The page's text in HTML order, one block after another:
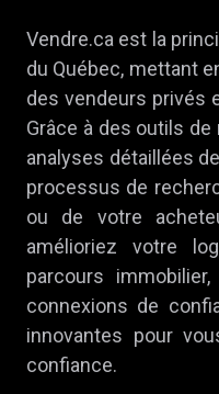
Vendre.ca est la
du Québec, mettant
des vendeurs privés
Grâce à des outils
analyses détaillées
processus de
ou de votre
amélioriez votre
parcours
connexions de
innovantes pour
confiance.